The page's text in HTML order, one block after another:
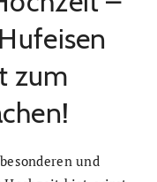
zum
und